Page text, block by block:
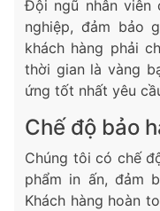
Đội ngũ nhân viên
nghiệp, đảm bảo
khách hàng phải
thời gian là vàng
ứng tốt nhất yêu
Chế độ bảo
Chúng tôi có chế
phẩm in ấn, đảm
Khách hàng hoàn